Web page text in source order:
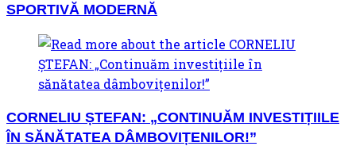
SPORTIVĂ MODERNĂ
CORNELIU ȘTEFAN: „CONTINUĂM INVESTIȚIILE
ÎN SĂNĂTATEA DÂMBOVIȚENILOR!”